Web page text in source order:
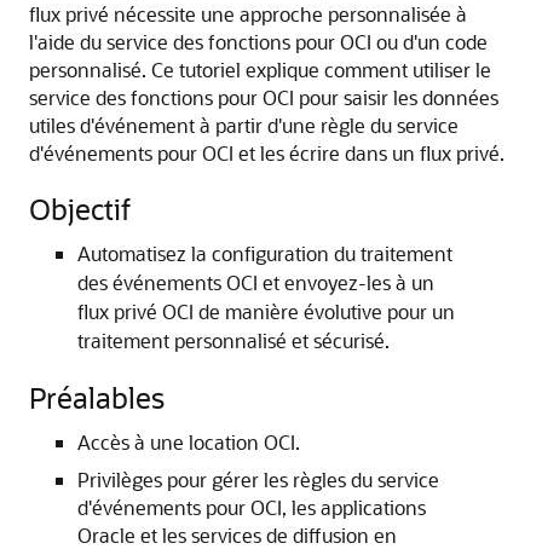
flux privé nécessite une approche personnalisée à
l'aide du service des fonctions pour OCI ou d'un code
personnalisé. Ce tutoriel explique comment utiliser le
service des fonctions pour OCI pour saisir les données
utiles d'événement à partir d'une règle du service
d'événements pour OCI et les écrire dans un flux privé.
Objectif
Automatisez la configuration du traitement
des événements OCI et envoyez-les à un
flux privé OCI de manière évolutive pour un
traitement personnalisé et sécurisé.
Préalables
Accès à une location OCI.
Privilèges pour gérer les règles du service
d'événements pour OCI, les applications
Oracle et les services de diffusion en